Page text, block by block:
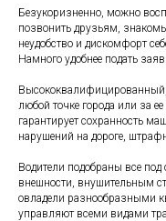
Безукоризненно, можно
позвонить друзьям,
неудобство и дискомфорт
Намного удобнее подать
Высококвалифицированный,
любой точке города или за
гарантирует сохранность
нарушений на дороге,
Водители подобраны все
внешности, внушительным
овладели разнообразными
управляют всеми видами